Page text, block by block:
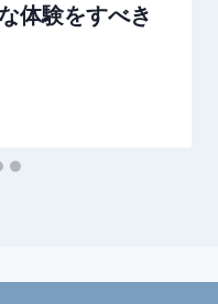
体験をすべき